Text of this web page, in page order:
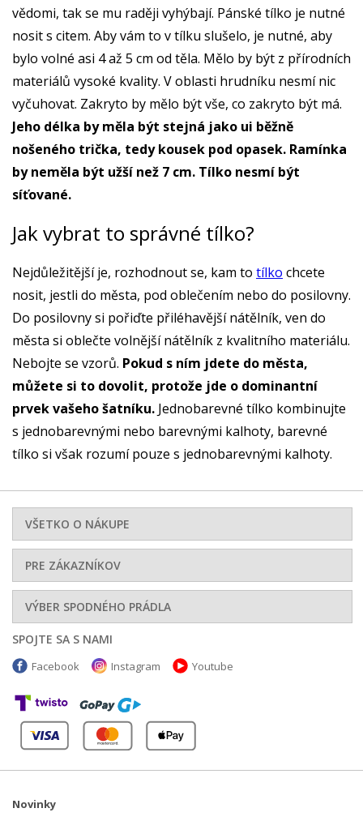
vědomi, tak se mu raději vyhýbají. Pánské tílko je nutné
nosit s citem. Aby vám to v tílku slušelo, je nutné, aby
bylo volné asi 4 až 5 cm od těla. Mělo by být z přírodních
materiálů vysoké kvality. V oblasti hrudníku nesmí nic
vyčuhovat. Zakryto by mělo být vše, co zakryto být má.
Jeho délka by měla být stejná jako ui běžně
nošeného trička, tedy kousek pod opasek. Ramínka
by neměla být užší než 7 cm. Tílko nesmí být
síťované.
Jak vybrat to správné tílko?
Nejdůležitější je, rozhodnout se, kam to tílko chcete
nosit, jestli do města, pod oblečením nebo do posilovny.
Do posilovny si pořiďte přiléhavější nátělník, ven do
města si oblečte volnější nátělník z kvalitního materiálu.
Nebojte se vzorů. Pokud s ním jdete do města,
můžete si to dovolit, protože jde o dominantní
prvek vašeho šatníku. Jednobarevné tílko kombinujte
s jednobarevnými nebo barevnými kalhoty, barevné
tílko si však rozumí pouze s jednobarevnými kalhoty.
VŠETKO O NÁKUPE
PRE ZÁKAZNÍKOV
VÝBER SPODNÉHO PRÁDLA
SPOJTE SA S NAMI
Facebook Instagram Youtube
Novinky